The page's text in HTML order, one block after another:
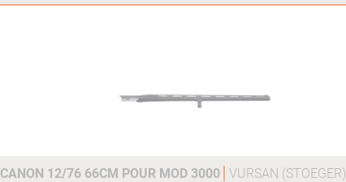
CANON 12/76 66CM POUR MOD 3000 VURSAN (STOEGER)